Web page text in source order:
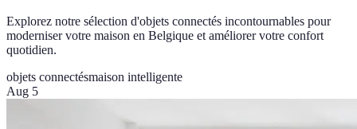
Explorez notre sélection d'objets connectés incontournables pour
moderniser votre maison en Belgique et améliorer votre confort
quotidien.
objets connectésmaison intelligente
Aug 5